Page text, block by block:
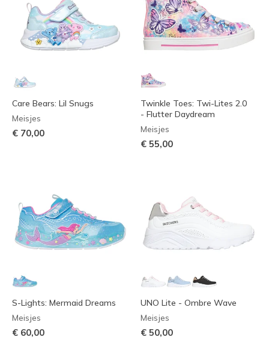
Care Bears: Lil Snugs
Meisjes
€ 70,00
Twinkle Toes: Twi-Lites 2.0
- Flutter Daydream
Meisjes
€ 55,00
S-Lights: Mermaid Dreams
Meisjes
€ 60,00
UNO Lite - Ombre Wave
Meisjes
€ 50,00